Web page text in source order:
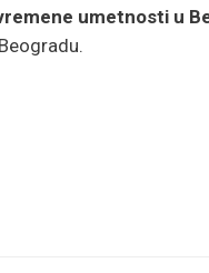
umetnosti u